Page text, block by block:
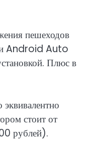
пешеходов
и Android Auto
Плюс в
стоит от
рублей).